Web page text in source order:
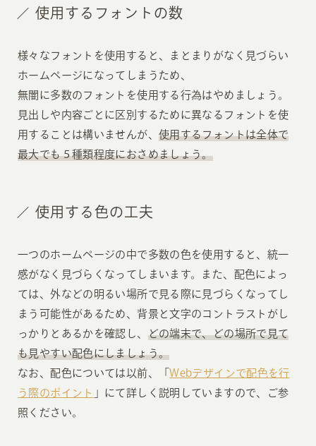
使用するフォントの数
様々なフォントを使用すると、まとまりがなく見づらい
ホームページになってしまうため、
無闇に多数のフォントを使用する行為はやめましょう。
見出しや内容ごとに区別するために異なるフォントを使
用することは構いませんが、 使用するフォントは全体で
最大でも５種類程度におさめましょう。
使用する色の工夫
一つのホームページの中で多数の色を使用すると、統一
感がなく見づらくなってしまいます。また、配色によっ
ては、外などの明るい場所で見る際に見づらくなってし
まう可能性があるため、背景と文字のコントラストがし
っかりとあるかを確認し、 どの端末で、どの場所で見て
も見やすい配色にしましょう。
なお、配色については以前、「Webデザインで配色を行
う際のポイント 」にて詳しく説明していますので、ご参
照ください。